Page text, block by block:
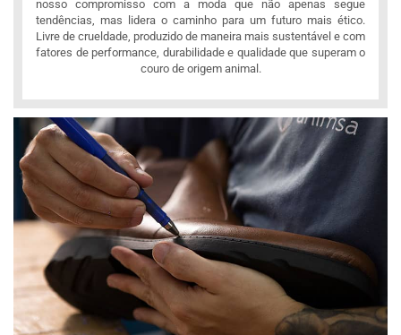
nosso compromisso com a moda que não apenas segue
tendências, mas lidera o caminho para um futuro mais ético.
Livre de crueldade, produzido de maneira mais sustentável e com
fatores de performance, durabilidade e qualidade que superam o
couro de origem animal.